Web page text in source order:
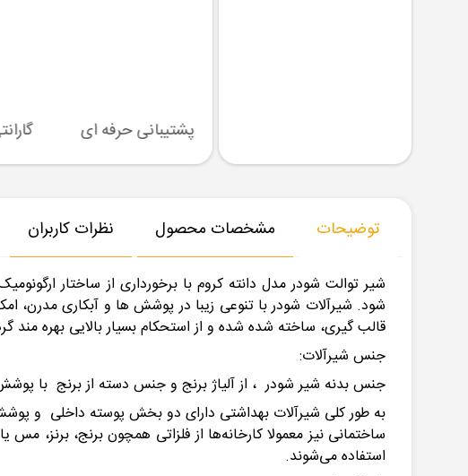
پشتیبانی حرفه ای
توضیحات مشخصات محصول نظرات کاربران
شیر توالت شودر
شود. شیرآلات شودر با تنوعی زیبا در پوشش ها و آبکاری مدرن،
قالب گیری، ساخته شده شده و از استحکام بسیار بالایی بهره
جنس شیرآلات:
جنس بدنه شیرشودر، از آلیاژ برنج و جنس دسته از برنج با
به ‌طور کلی شیرآلات بهداشتی دارای دو بخش پوسته داخلی و
ساختمانی نیز معمولا کارخانه‌ها از فلزاتی همچون برنج،
استفاده می‌شوند.